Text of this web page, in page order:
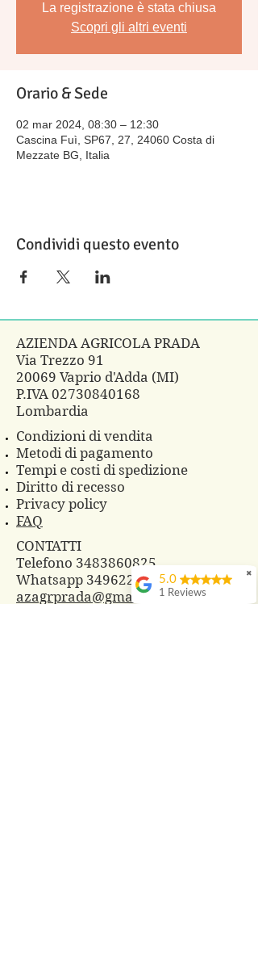
La registrazione è stata chiusa
Scopri gli altri eventi
Orario & Sede
02 mar 2024, 08:30 – 12:30
Cascina Fuì, SP67, 27, 24060 Costa di
Mezzate BG, Italia
Condividi questo evento
AZIENDA AGRICOLA PRADA
Via Trezzo 91
20069 Vaprio d'Adda (MI)
P.IVA 02730840168
Lombardia
Condizioni di vendita
Metodi di pagamento
Tempi e costi di spedizione
Diritto di recesso
Privacy policy
FAQ
CONTATTI
Telefono 3483860825
Whatsapp 3496229607
azagrprada@gmail.com
✖
5.0
1 Reviews